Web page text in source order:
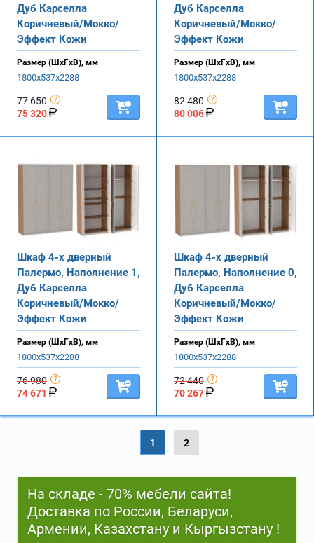
Дуб Карселла
Коричневый/Мокко/
Эффект Кожи
Размер (ШхГхВ), мм
1800х537х2288
77 650
75 320
Дуб Карселла
Коричневый/Мокко/
Эффект Кожи
Размер (ШхГхВ), мм
1800х537х2288
82 480
80 006
Шкаф 4-х дверный
Палермо, Наполнение 1,
Дуб Карселла
Коричневый/Мокко/
Эффект Кожи
Размер (ШхГхВ), мм
1800х537х2288
76 980
74 671
Шкаф 4-х дверный
Палермо, Наполнение 0,
Дуб Карселла
Коричневый/Мокко/
Эффект Кожи
Размер (ШхГхВ), мм
1800х537х2288
72 440
70 267
1 2
На складе - 70% мебели сайта!
Доставка по России, Беларуси,
Армении, Казахстану и Кыргызстану !